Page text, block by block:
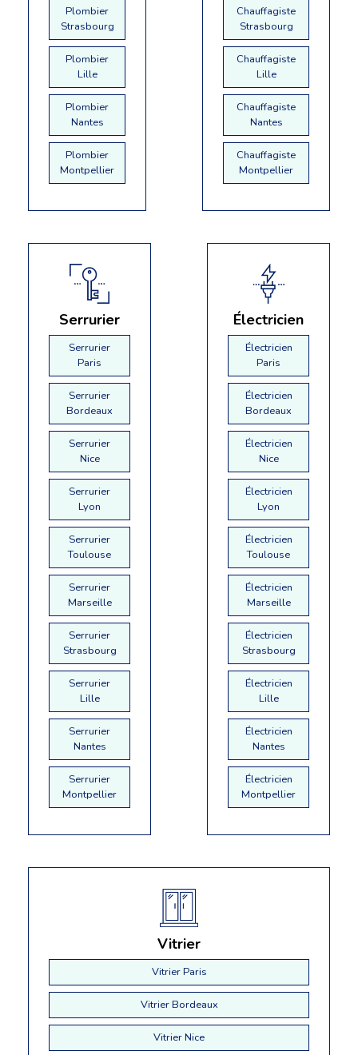
Plombier
Strasbourg
Plombier
Lille
Plombier
Nantes
Plombier
Montpellier
Chauffagiste
Strasbourg
Chauffagiste
Lille
Chauffagiste
Nantes
Chauffagiste
Montpellier
Serrurier
Serrurier
Paris
Serrurier
Bordeaux
Serrurier
Nice
Serrurier
Lyon
Serrurier
Toulouse
Serrurier
Marseille
Serrurier
Strasbourg
Serrurier
Lille
Serrurier
Nantes
Serrurier
Montpellier
Électricien
Électricien
Paris
Électricien
Bordeaux
Électricien
Nice
Électricien
Lyon
Électricien
Toulouse
Électricien
Marseille
Électricien
Strasbourg
Électricien
Lille
Électricien
Nantes
Électricien
Montpellier
Vitrier
Vitrier Paris
Vitrier Bordeaux
Vitrier Nice